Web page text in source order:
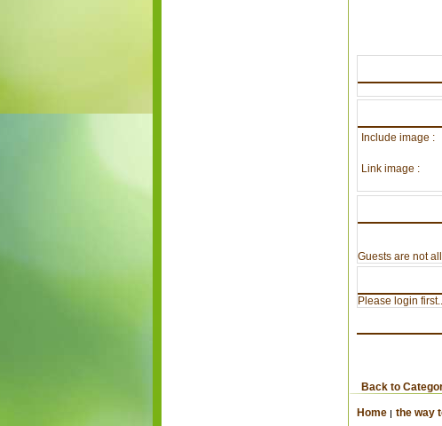
Include image :
Link image :
Guests are not
Please login
Back to
Home the way